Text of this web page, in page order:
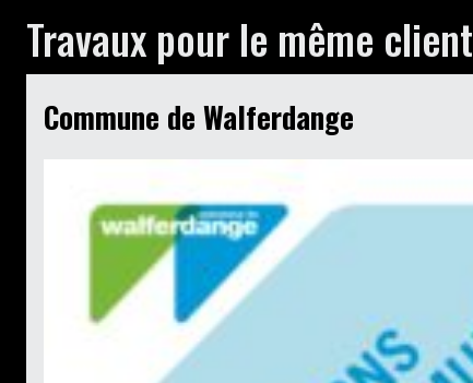
Travaux pour le même client
Commune de Walferdange